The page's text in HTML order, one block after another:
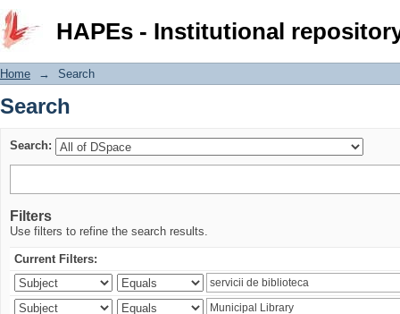
HAPEs - Institutional
Search
Home → Search
Search
Search:
Filters
Use filters to refine the search results.
Current Filters: